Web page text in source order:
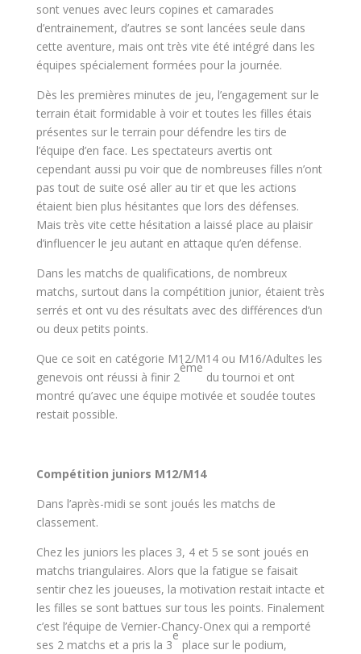
sont venues avec leurs copines et camarades
d’entrainement, d’autres se sont lancées seule dans
cette aventure, mais ont très vite été intégré dans les
équipes spécialement formées pour la journée.
Dès les premières minutes de jeu, l’engagement sur le
terrain était formidable à voir et toutes les filles étais
présentes sur le terrain pour défendre les tirs de
l’équipe d’en face. Les spectateurs avertis ont
cependant aussi pu voir que de nombreuses filles n’ont
pas tout de suite osé aller au tir et que les actions
étaient bien plus hésitantes que lors des défenses.
Mais très vite cette hésitation a laissé place au plaisir
d’influencer le jeu autant en attaque qu’en défense.
Dans les matchs de qualifications, de nombreux
matchs, surtout dans la compétition junior, étaient très
serrés et ont vu des résultats avec des différences d’un
ou deux petits points.
Que ce soit en catégorie M12/M14 ou M16/Adultes les
genevois ont réussi à finir 2
ème
du tournoi et ont
montré qu’avec une équipe motivée et soudée toutes
restait possible.
Compétition juniors M12/M14
Dans l’après-midi se sont joués les matchs de
classement.
Chez les juniors les places 3, 4 et 5 se sont joués en
matchs triangulaires. Alors que la fatigue se faisait
sentir chez les joueuses, la motivation restait intacte et
les filles se sont battues sur tous les points. Finalement
c’est l’équipe de Vernier-Chancy-Onex qui a remporté
ses 2 matchs et a pris la 3
e
place sur le podium,